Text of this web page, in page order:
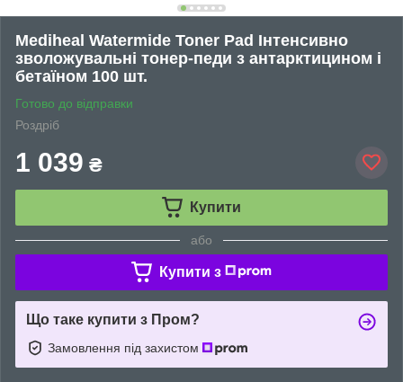
Mediheal Watermide Toner Pad Інтенсивно
зволожувальні тонер-педи з антарктицином і
бетаїном 100 шт.
Готово до відправки
Роздріб
1 039 ₴
Купити
або
Купити з
Що таке купити з Пром?
Замовлення під захистом